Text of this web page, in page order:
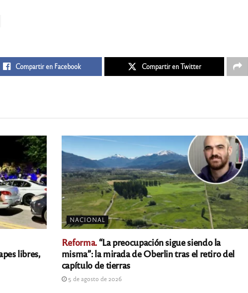
Compartir en Facebook Compartir en Twitter
libres,
NACIONAL
Reforma.“La preocupación sigue siendo la
misma”: la mirada de Oberlin tras el retiro del
capítulo de tierras
5 de agosto de 2026